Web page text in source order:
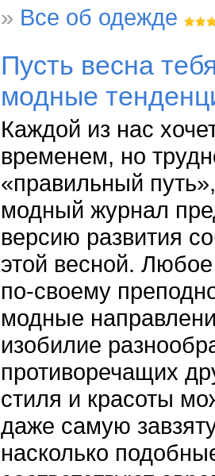
» Все об одежде
Пусть весна
модные
Каждой из нас
временем, но
«правильный
модный журнал
версию развития
этой весной.
по-своему
модные
изобилие
противоречащих
стиля и красоты
даже самую
насколько